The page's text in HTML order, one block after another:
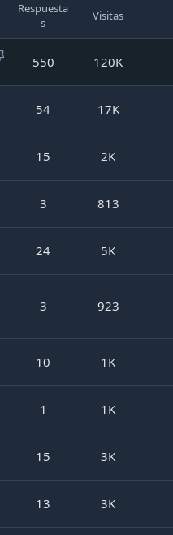
Respuesta
s
Visitas
A
h
550 120K
54 17K
15 2K
3 813
24 5K
3 923
10 1K
1 1K
15 3K
13 3K